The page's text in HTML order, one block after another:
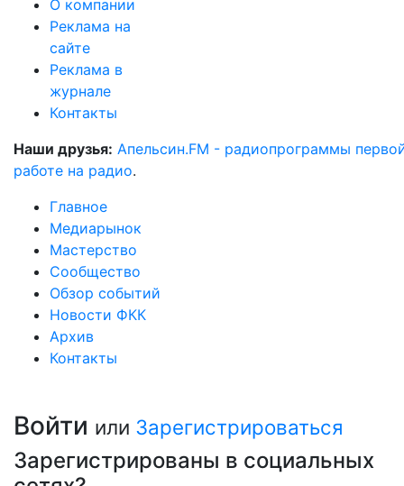
О компании
Реклама на
сайте
Реклама в
журнале
Контакты
Наши друзья: Апельсин.FM - радиопрограммы
работе на радио.
Главное
Медиарынок
Мастерство
Сообщество
Обзор событий
Новости ФКК
Архив
Контакты
Войти или Зарегистрироваться
Зарегистрированы в социальных